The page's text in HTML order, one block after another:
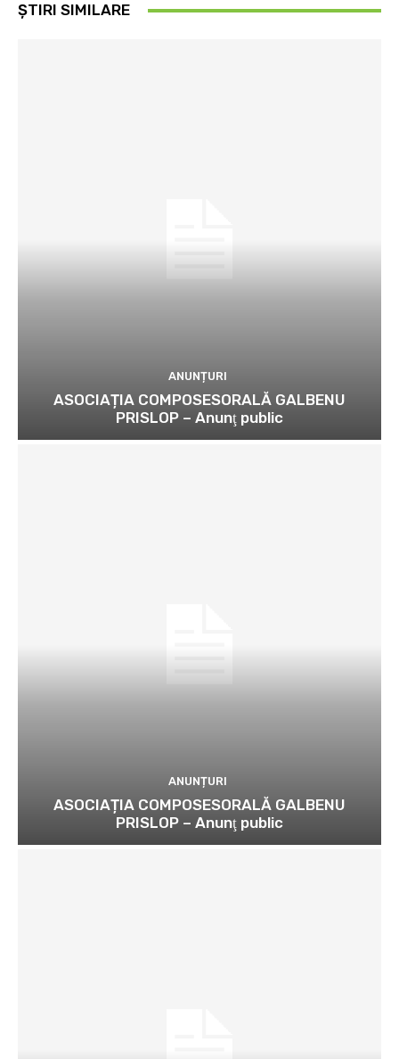
ȘTIRI SIMILARE
ANUNȚURI
ASOCIAȚIA COMPOSESORALĂ GALBENU
PRISLOP – Anunţ public
ANUNȚURI
ASOCIAȚIA COMPOSESORALĂ GALBENU
PRISLOP – Anunţ public